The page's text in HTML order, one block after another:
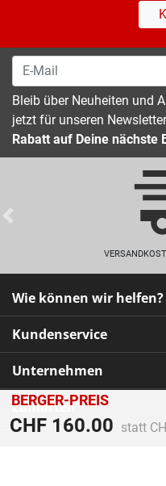
BERGER-PREIS
CHF 160.00 Preis
statt
Bleib über Neuheiten und
jetzt für unseren
Rabatt auf Deine nächste
Previous
Wie können wir helfen?
Kundenservice
Unternehmen
Zahlarten